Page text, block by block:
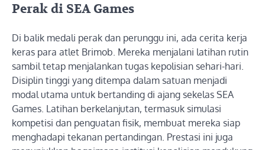
Perak di SEA Games
Di balik medali perak dan perunggu ini, ada cerita kerja
keras para atlet Brimob. Mereka menjalani latihan rutin
sambil tetap menjalankan tugas kepolisian sehari-hari.
Disiplin tinggi yang ditempa dalam satuan menjadi
modal utama untuk bertanding di ajang sekelas SEA
Games. Latihan berkelanjutan, termasuk simulasi
kompetisi dan penguatan fisik, membuat mereka siap
menghadapi tekanan pertandingan. Prestasi ini juga